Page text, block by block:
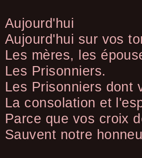
Aujourd'hui
Aujourd'hui sur vos
Les mères, les
Les Prisonniers.
Les Prisonniers dont
La consolation et
Parce que vos croix
Sauvent notre